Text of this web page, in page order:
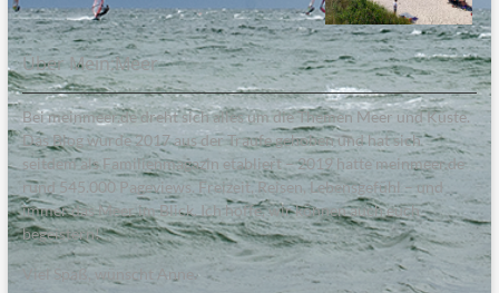
Über Mein:Meer
Bei meinmeer.de dreht sich alles um die Themen Meer und Küste.
Das Blog wurde 2017 aus der Traufe gehoben und hat sich
seitdem als Familienmagazin etabliert – 2019 hatte meinmeer.de
rund 545.000 Pageviews. Freizeit, Reisen, Lebensgefühl – und
immer das Meer im Blick. Ich hoffe, wir können auch euch
begeistern!
Viel Spaß, wünscht Anne.